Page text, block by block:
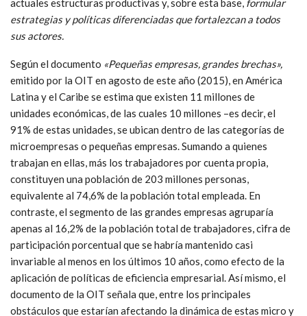
estrategias y políticas diferenciadas que fortalezcan a todos
sus actores.
Según el documento «Pequeñas empresas, grandes brechas»,
emitido por la OIT en agosto de este año (2015), en América
Latina y el Caribe se estima que existen 11 millones de
unidades económicas, de las cuales 10 millones –es decir, el
91% de estas unidades, se ubican dentro de las categorías de
microempresas o pequeñas empresas. Sumando a quienes
trabajan en ellas, más los trabajadores por cuenta propia,
constituyen una población de 203 millones personas,
equivalente al 74,6% de la población total empleada. En
contraste, el segmento de las grandes empresas agruparía
apenas al 16,2% de la población total de trabajadores, cifra de
participación porcentual que se habría mantenido casi
invariable al menos en los últimos 10 años, como efecto de la
aplicación de políticas de eficiencia empresarial. Así mismo, el
documento de la OIT señala que, entre los principales
obstáculos que estarían afectando la dinámica de estas micro y